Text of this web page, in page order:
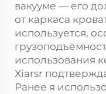
вакууме — его
от каркаса
используется,
использования
Xiarsr
Ранее я